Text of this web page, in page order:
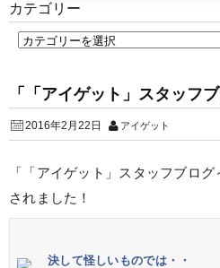
カテゴリー
「「アイゲット」スタッフ
2016年2月22日 アイゲット
「「アイゲット」スタッフブロ
されました！
決して怪しいものでは・・